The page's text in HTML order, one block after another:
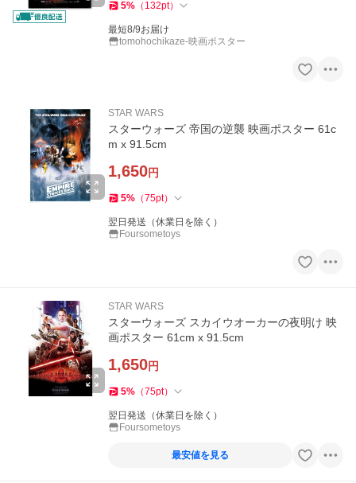
5% （ 132pt）
最短8/9お届け
tomohochikaze-映画ポスター
STAR WARS
スターウォーズ 帝国の逆襲 映画ポスター 61c
m x 91.5cm
1,650円
5% （75pt）
翌日発送（休業日を除く）
Foursometoys
STAR WARS
スターウォーズ スカイウオーカーの夜明け 映
画ポスター 61cm x 91.5cm
1,650円
5% （75pt）
翌日発送（休業日を除く）
Foursometoys
最安値を見る